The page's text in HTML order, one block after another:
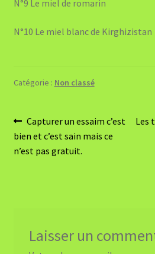
N°9 Le miel de romarin
N°10 Le miel blanc de Kirghizistan
Catégorie : Non classé
Navigation
de
Article
précédent :
Capturer un essaim c’est
bien et c’est sain mais ce
n’est pas gratuit.
Les
Laisser un